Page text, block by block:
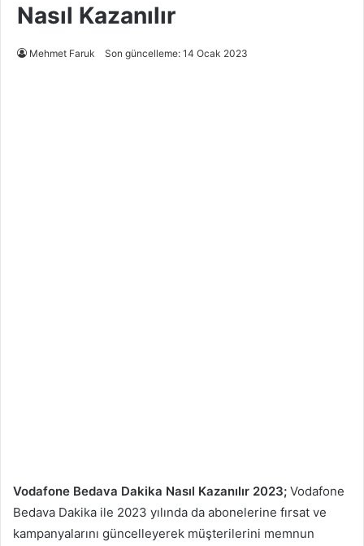
Nasıl Kazanılır
Mehmet Faruk Son güncelleme: 14 Ocak 2023
Vodafone Bedava Dakika Nasıl Kazanılır 2023; Vodafone
Bedava Dakika ile 2023 yılında da abonelerine fırsat ve
kampanyalarını güncelleyerek müşterilerini memnun